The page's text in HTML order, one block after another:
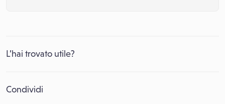
L’hai trovato utile?
Condividi